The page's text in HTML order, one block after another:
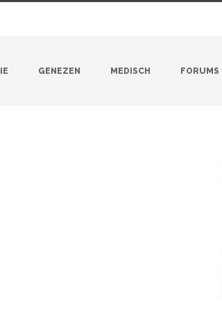
GENEZEN MEDISCH FORUMS